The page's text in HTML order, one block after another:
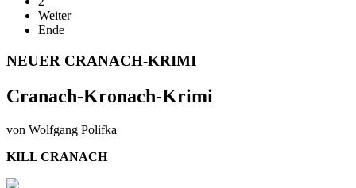
Weiter
Ende
NEUER CRANACH-KRIMI
Cranach-Kronach-Krimi
von Wolfgang Polifka
KILL CRANACH